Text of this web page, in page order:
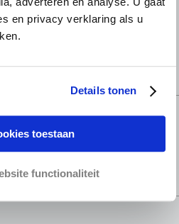
en privacy verklaring als u
Details tonen
toestaan
functionaliteit